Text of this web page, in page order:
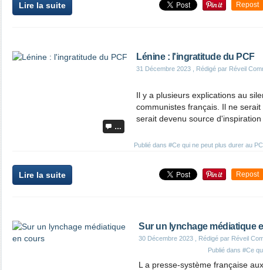
Lire la suite Repost
…
Lénine : l'ingratitude du PCF
31 Décembre 2023 , Rédigé par Réveil
Publié dans #Ce qui ne peut plus durer au
Il y a plusieurs explications au
communistes français. Il ne
serait devenu source
Lire la suite Repost
Sur un lynchage médiatique
30 Décembre 2023 , Rédigé par Réveil
Publié dans #Ce
L a presse-système française